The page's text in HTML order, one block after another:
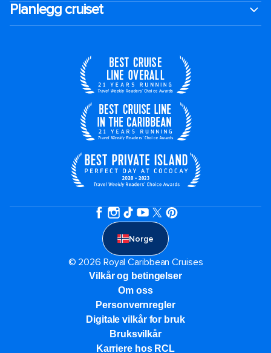
Planlegg cruiset
Norge
© 2026 Royal Caribbean Cruises
Vilkår og betingelser
Om oss
Personvernregler
Digitale vilkår for bruk
Bruksvilkår
Karriere hos RCL